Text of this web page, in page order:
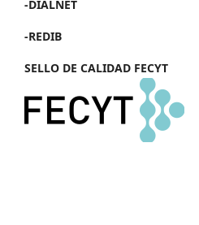
-DIALNET
-REDIB
SELLO DE CALIDAD FECYT